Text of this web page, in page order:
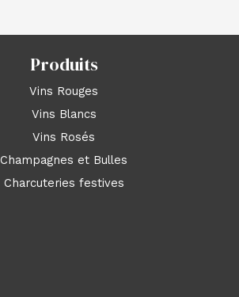
Produits
Vins Rouges
Vins Blancs
Vins Rosés
Champagnes et Bulles
Charcuteries festives